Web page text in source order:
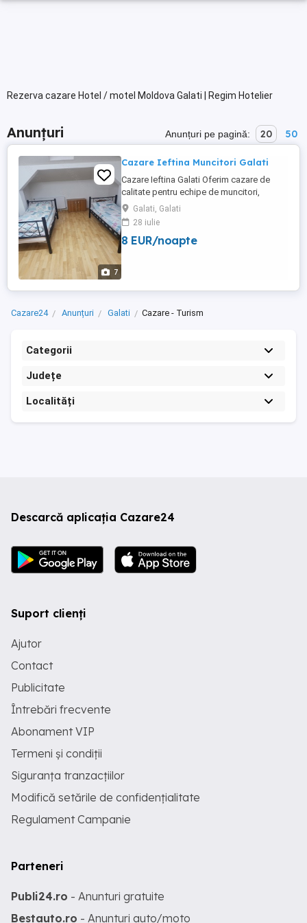
Rezerva cazare Hotel / motel Moldova Galati | Regim Hotelier
Anunțuri Anunțuri pe pagină: 20 50
7
Cazare Ieftina Muncitori Galati
Cazare Ieftina Galati Oferim cazare de
calitate pentru echipe de muncitori,
personal delegat , grupuri , persoane in
tranzit in scopuri turistice , medicale ,
cursuri , examene , etc ... Camere cu 2
paturi curate si igienizate periodic , baie
Galati, Galati
28 iulie
8 EUR/noapte
Cazare24 Anunțuri Galati Cazare - Turism
Categorii
Județe
Localități
Descarcă aplicația Cazare24
Suport clienți
Ajutor
Contact
Publicitate
Întrebări frecvente
Abonament VIP
Termeni și condiții
Siguranța tranzacțiilor
Modifică setările de confidențialitate
Regulament Campanie
Parteneri
Publi24.ro - Anunturi gratuite
Bestauto.ro - Anunturi auto/moto